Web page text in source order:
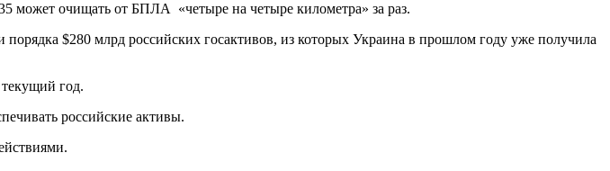
может очищать от БПЛА «четыре на четыре километра» за раз.
$280 млрд российских госактивов, из которых Украина в прошлом году уже получила
год.
российские активы.